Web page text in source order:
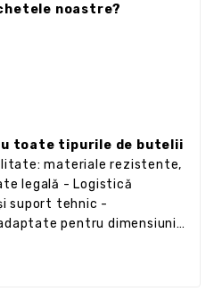
noastre?
toate tipurile de butelii
materiale rezistente,
legală - Logistică
suport tehnic -
pentru dimensiuni,